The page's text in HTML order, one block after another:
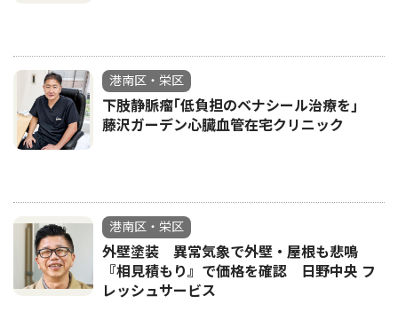
港南区・栄区
下肢静脈瘤｢低負担のベナシール治療を｣
藤沢ガーデン心臓血管在宅クリニック
港南区・栄区
外壁塗装 異常気象で外壁・屋根も悲鳴
『相見積もり』で価格を確認 日野中央 フ
レッシュサービス